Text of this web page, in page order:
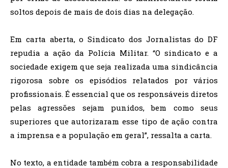
soltos depois de mais de dois dias na delegação.
Em carta aberta, o Sindicato dos Jornalistas do DF
repudia a ação da Polícia Militar. “O sindicato e a
sociedade exigem que seja realizada uma sindicância
rigorosa sobre os episódios relatados por vários
profissionais. É essencial que os responsáveis diretos
pelas agressões sejam punidos, bem como seus
superiores que autorizaram esse tipo de ação contra
a imprensa e a população em geral”, ressalta a carta.
No texto, a entidade também cobra a responsabilidade